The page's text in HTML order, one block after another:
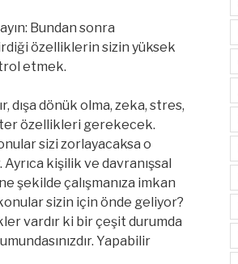
Bundan sonra
özelliklerin sizin yüksek
etmek.
dışa dönük olma, zeka, stres,
özellikleri gerekecek.
sizi zorlayacaksa o
Ayrıca kişilik ve davranışsal
şekilde çalışmanıza imkan
sizin için önde geliyor?
vardır ki bir çeşit durumda
Yapabilir